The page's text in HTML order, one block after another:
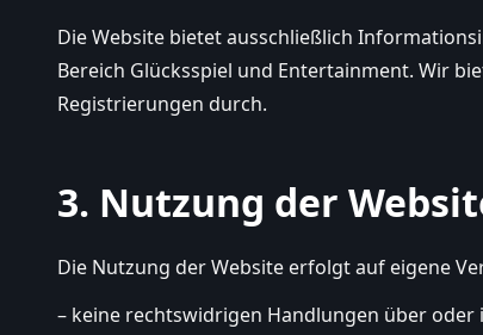
Die Website bietet ausschließlich
Bereich Glücksspiel und Entertainment. Wir
Registrierungen durch.
3. Nutzung der
Die Nutzung der Website erfolgt auf eigene
– keine rechtswidrigen Handlungen über